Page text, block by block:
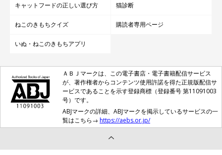
キャットフードの正しい選び方 猫診断
ねこのきもちクイズ 購読者専用ページ
いぬ・ねこのきもちアプリ
ＡＢＪマークは、この電子書店・電子書籍配信サービス
が、著作権者からコンテンツ使用許諾を得た正規版配信サ
ービスであることを示す登録商標（登録番号 第11091003
号）です。
ABJマークの詳細、ABJマークを掲示しているサービスの一
覧はこちら→ https://aebs.or.jp/